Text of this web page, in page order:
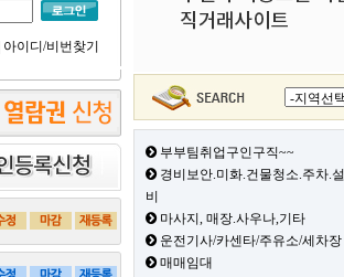
아이디/비번찾기
부부팀취업구인구직~~
경비보안.미화.건물청소.주차.설
비
마사지, 매장.사우나,기타
운전기사/카센타/주유소/세차장
매매임대